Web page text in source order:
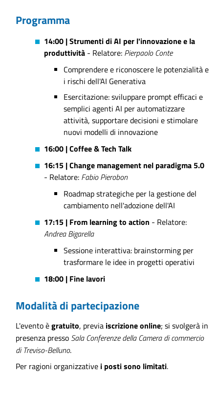
Programma
14:00 | Strumenti di AI per l'innovazione e la
produttività - Relatore: Pierpaolo Conte
Comprendere e riconoscere le potenzialità e
i rischi dell'AI Generativa
Esercitazione: sviluppare prompt efficaci e
semplici agenti AI per automatizzare
attività, supportare decisioni e stimolare
nuovi modelli di innovazione
16:00 | Coffee & Tech Talk
16:15 | Change management nel paradigma 5.0
- Relatore: Fabio Pierobon
Roadmap strategiche per la gestione del
cambiamento nell'adozione dell'AI
17:15 | From learning to action - Relatore:
Andrea Bigarella
Sessione interattiva: brainstorming per
trasformare le idee in progetti operativi
18:00 | Fine lavori
Modalità di partecipazione
L'evento ègratuito, previa iscrizione online; si svolgerà in
presenza presso Sala Conferenze della Camera di commercio
di Treviso-Belluno.
Per ragioni organizzative i posti sono limitati.